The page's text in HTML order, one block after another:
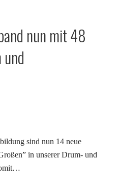
nun mit 48
sind nun 14 neue
in unserer Drum- und